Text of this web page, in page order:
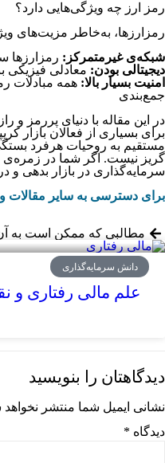
رمز ارز چه ویژگی‌هایی دارد؟
رمزارزها، به‌خاطر مزیت‌های
شبکه‌ی غیرمتمرکز: رمزارزها
دیجیتالی بودن: معادلی فیزیکی‌
امنیت بسیار بالا: همه مبادلات
جمع‌بندی
در این مقاله با دنیای پررمز و
برای بسیاری از فعالان بازار
گریز نیست. اگر شما در زمره‌ی
سرمایه‌­گذاری در بازار بدهی و
برای دسترسی به سایر مقالات
مطالبی که ممکن است به آن
دانش سرمایه‌گذاری
علم مالی رفتاری و
دیدگاهتان را بنویسید
نشانی ایمیل شما منتشر
دیدگاه *